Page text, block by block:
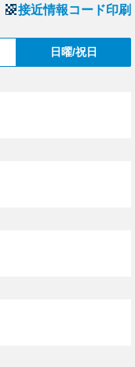
接近情報コード印刷
日曜/祝日